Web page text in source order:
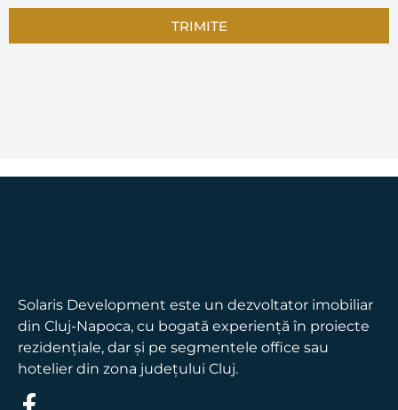
TRIMITE
Solaris Development este un dezvoltator imobiliar
din Cluj-Napoca, cu bogată experienţă în proiecte
rezidenţiale, dar şi pe segmentele office sau
hotelier din zona judeţului Cluj.